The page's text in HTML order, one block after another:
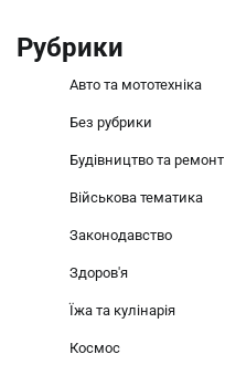
Рубрики
Авто та мототехніка
Без рубрики
Будівництво та ремонт
Військова тематика
Законодавство
Здоров'я
Їжа та кулінарія
Космос